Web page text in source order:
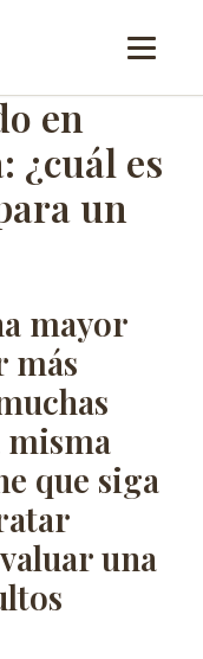
Menú
en
¿cuál es
un
mayor
más
misma
que siga
una